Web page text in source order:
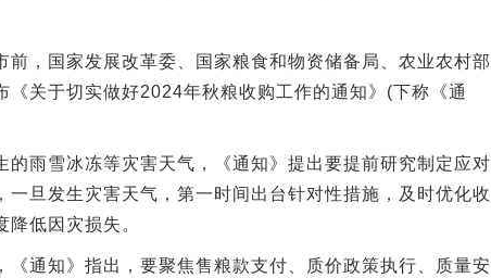
，国家发展改革委、国家粮食和物资储备局、农业农村部
《关于切实做好2024年秋粮收购工作的通知》(下称《通
雨雪冰冻等灾害天气，《通知》提出要提前研究制定应对
一旦发生灾害天气，第一时间出台针对性措施，及时优化收
降低因灾损失。
通知》指出，要聚焦售粮款支付、质价政策执行、质量安